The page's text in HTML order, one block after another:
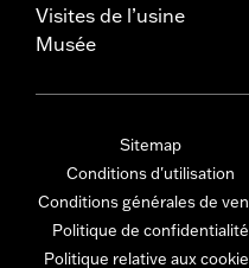
Visites de l’usine
Musée
Sitemap
Conditions d'utilisation
Conditions générales de
Politique de confidentialité
Politique relative aux